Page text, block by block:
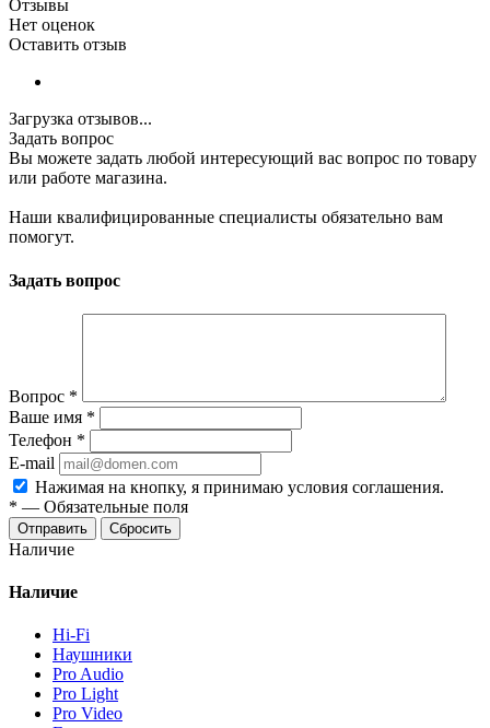
Отзывы
Нет оценок
Оставить отзыв
Загрузка отзывов...
Задать вопрос
Вы можете задать любой интересующий вас вопрос по товару
или работе магазина.
Наши квалифицированные специалисты обязательно вам
помогут.
Задать вопрос
Вопрос *
Ваше имя *
Телефон *
E-mail
Нажимая на кнопку, я принимаю условия соглашения.
* — Обязательные поля
Отправить Сбросить
Наличие
Наличие
Hi-Fi
Наушники
Pro Audio
Pro Light
Pro Video